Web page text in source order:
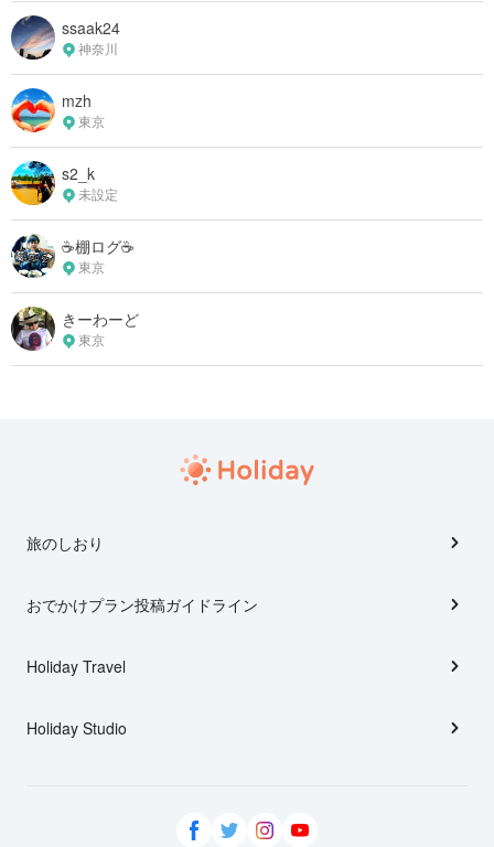
ssaak24
神奈川
mzh
東京
s2_k
未設定
☕️棚ログ☕️
東京
きーわーど
東京
旅のしおり
おでかけプラン投稿ガイドライン
Holiday Travel
Holiday Studio